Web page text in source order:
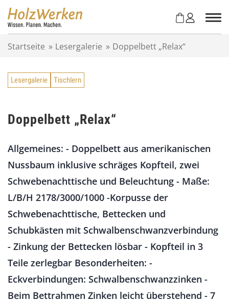
Startseite » Lesergalerie » Doppelbett „Relax“
Lesergalerie Tischlern
Doppelbett „Relax“
Allgemeines: - Doppelbett aus amerikanischen
Nussbaum inklusive schräges Kopfteil, zwei
Schwebenachttische und Beleuchtung - Maße:
L/B/H 2178/3000/1000 -Korpusse der
Schwebenachttische, Bettecken und
Schubkästen mit Schwalbenschwanzverbindung
- Zinkung der Bettecken lösbar - Kopfteil in 3
Teile zerlegbar Besonderheiten: -
Eckverbindungen: Schwalbenschwanzzinken -
Beim Bettrahmen Zinken leicht überstehend - 7